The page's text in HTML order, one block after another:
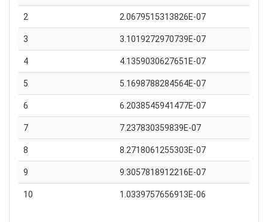
2 2.0679515313826E-07
3 3.1019272970739E-07
4 4.1359030627651E-07
5 5.1698788284564E-07
6 6.2038545941477E-07
7 7.237830359839E-07
8 8.2718061255303E-07
9 9.3057818912216E-07
10 1.0339757656913E-06